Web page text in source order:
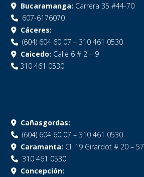
Bucaramanga: Carrera 35 #44-70
607-6176070
Cáceres:
(604) 604 60 07 – 310 461 0530
Caicedo: Calle 6 # 2 – 9
310 461 0530
Cañasgordas:
(604) 604 60 07 – 310 461 0530
Caramanta: Cll 19 Girardot # 20 – 57
310 461 0530
Concepción: